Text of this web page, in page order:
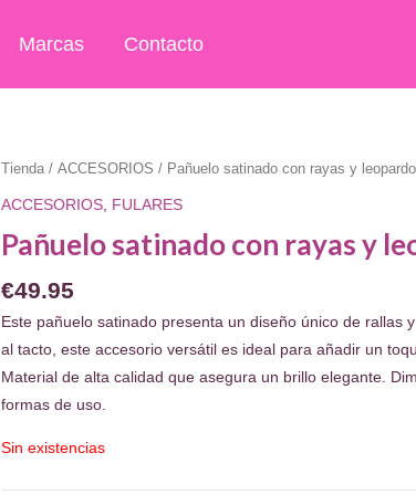
Marcas Contacto
Tienda / ACCESORIOS / Pañuelo satinado con rayas y
ACCESORIOS FULARES
Pañuelo satinado con rayas y
€49.95
Este pañuelo satinado presenta un diseño único de rallas
al tacto, este accesorio versátil es ideal para añadir un
Material de alta calidad que asegura un brillo elegante.
formas de uso.
Sin existencias